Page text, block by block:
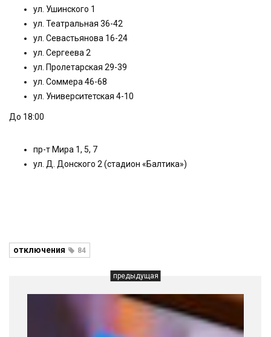
ул. Ушинского 1
ул. Театральная 36-42
ул. Севастьянова 16-24
ул. Сергеева 2
ул. Пролетарская 29-39
ул. Соммера 46-68
ул. Университетская 4-10
До 18:00
пр-т Мира 1, 5, 7
ул. Д. Донского 2 (стадион «Балтика»)
отключения 84
предыдущая